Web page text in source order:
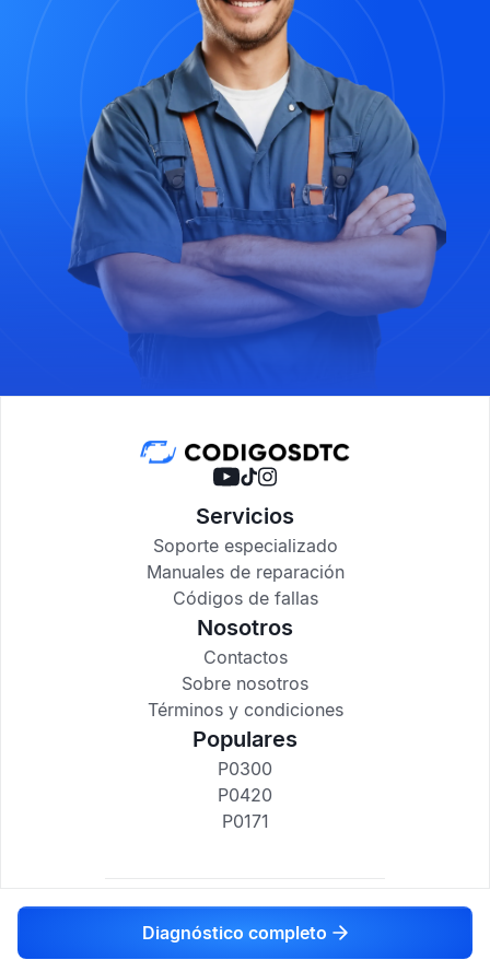
Diagnóstico completo
Servicios
Soporte especializado
Manuales de reparación
Códigos de fallas
Nosotros
Contactos
Sobre nosotros
Términos y condiciones
Populares
P0300
P0420
P0171
codigosdtc.com © 2017-2025